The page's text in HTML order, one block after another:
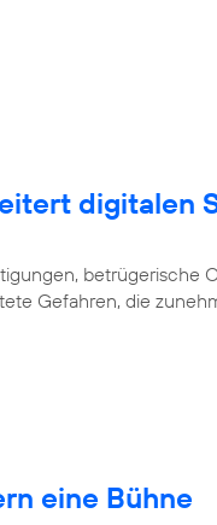
digitalen
betrügerische
Gefahren, die
eine Bühne